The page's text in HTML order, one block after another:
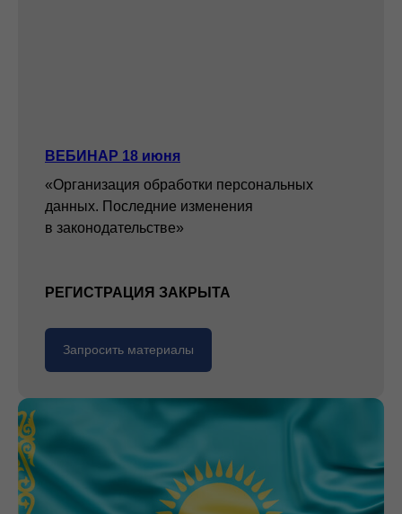
ВЕБИНАР 18 июня
«Организация обработки персональных
данных. Последние изменения
в законодательстве»
РЕГИСТРАЦИЯ ЗАКРЫТА
Запросить материалы